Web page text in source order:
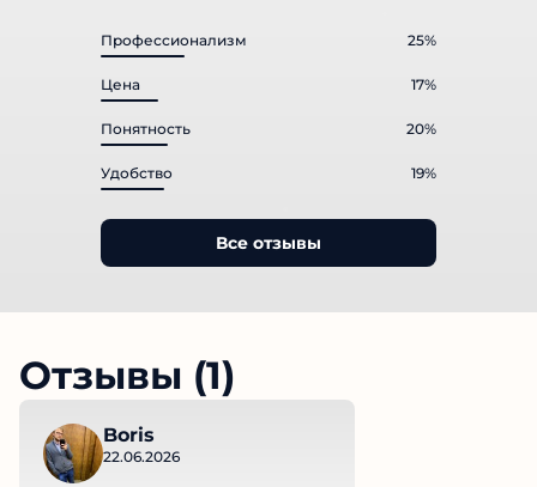
Профессионализм 25%
Цена 17%
Понятность 20%
Удобство 19%
Все отзывы
Отзывы (1)
Boris
22.06.2026